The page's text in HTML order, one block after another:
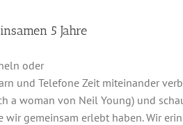
5 Jahre
oder
und Telefone Zeit miteinander
a woman von Neil Young) und
gemeinsam erlebt haben. Wir